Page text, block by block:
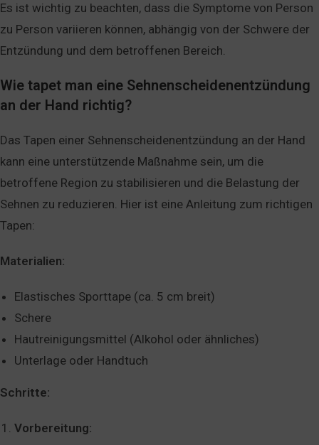
Es ist wichtig zu beachten, dass die Symptome von Person
zu Person variieren können, abhängig von der Schwere der
Entzündung und dem betroffenen Bereich.
Wie tapet man eine Sehnenscheidenentzündung
an der Hand richtig?
Das Tapen einer Sehnenscheidenentzündung an der Hand
kann eine unterstützende Maßnahme sein, um die
betroffene Region zu stabilisieren und die Belastung der
Sehnen zu reduzieren. Hier ist eine Anleitung zum richtigen
Tapen:
Materialien:
Elastisches Sporttape (ca. 5 cm breit)
Schere
Hautreinigungsmittel (Alkohol oder ähnliches)
Unterlage oder Handtuch
Schritte:
Vorbereitung: